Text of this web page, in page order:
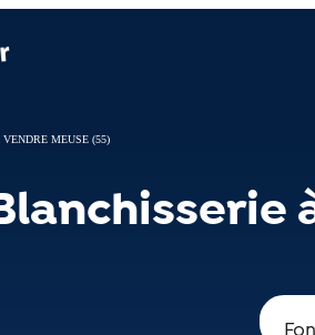
MEUSE (55)